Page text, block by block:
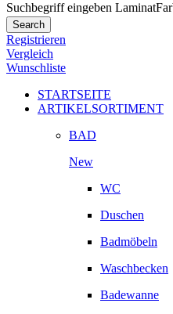
Suchbegriff eingeben Laminat
Search
Registrieren
Vergleich
Wunschliste
STARTSEITE
ARTIKELSORTIMENT
BAD
New
WC
Duschen
Badmöbeln
Waschbecken
Badewanne